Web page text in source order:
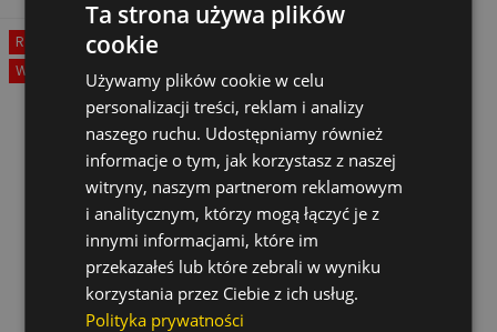
Rabat
Wyprzedaż!
Ta strona używa plików
cookie
Używamy plików cookie w celu
personalizacji treści, reklam i analizy
naszego ruchu. Udostępniamy również
informacje o tym, jak korzystasz z naszej
witryny, naszym partnerom reklamowym
i analitycznym, którzy mogą łączyć je z
innymi informacjami, które im
przekazałeś lub które zebrali w wyniku
korzystania przez Ciebie z ich usług.
Polityka prywatności